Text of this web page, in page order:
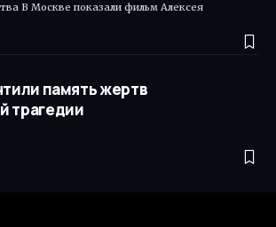
В Москве показали фильм Алексея
память жертв
трагедии